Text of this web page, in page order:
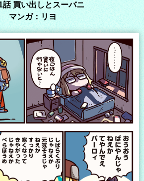
話 買い出しとスーバニ
マンガ：リヨ